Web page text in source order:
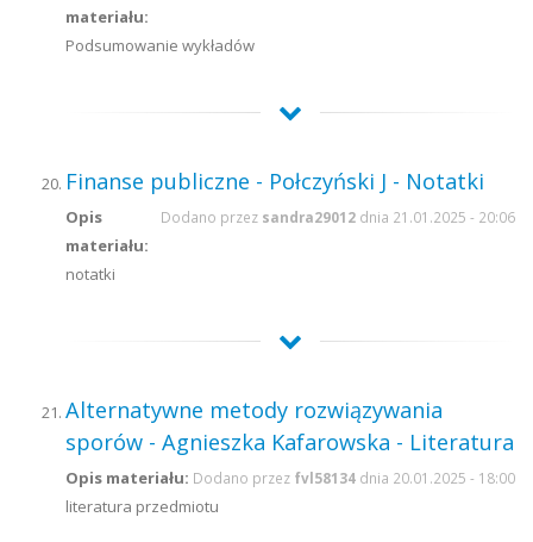
materiału:
Podsumowanie wykładów
Finanse publiczne - Połczyński J - Notatki
Dodano przez sandra29012 dnia 21.01.2025 - 20:06
Opis
materiału:
notatki
Alternatywne metody rozwiązywania
sporów - Agnieszka Kafarowska - Literatura
Dodano przez fvl58134 dnia 20.01.2025 - 18:00
Opis materiału:
literatura przedmiotu